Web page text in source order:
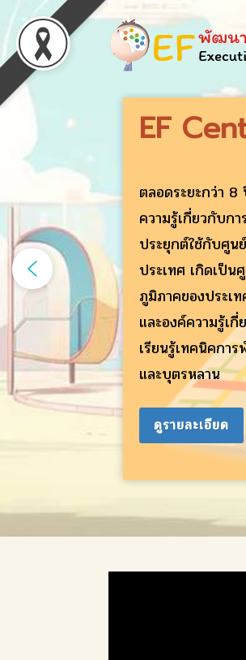
EF
ตลอดระยะกว่า 8
ความรู้เกี่ยวกับก
ประยุกต์ใช้กับศูน
ประเทศ เกิดเป็น
ภูมิภาคของประเ
และองค์ความรู้เ
เรียนรู้เทคนิคกา
และบุตรหลาน
ดูรายละเอียด